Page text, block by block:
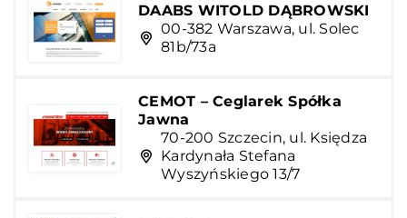
DAABS WITOLD DĄBROWSKI
00-382 Warszawa, ul. Solec
81b/73a
CEMOT – Ceglarek Spółka
Jawna
70-200 Szczecin, ul. Księdza
Kardynała Stefana
Wyszyńskiego 13/7